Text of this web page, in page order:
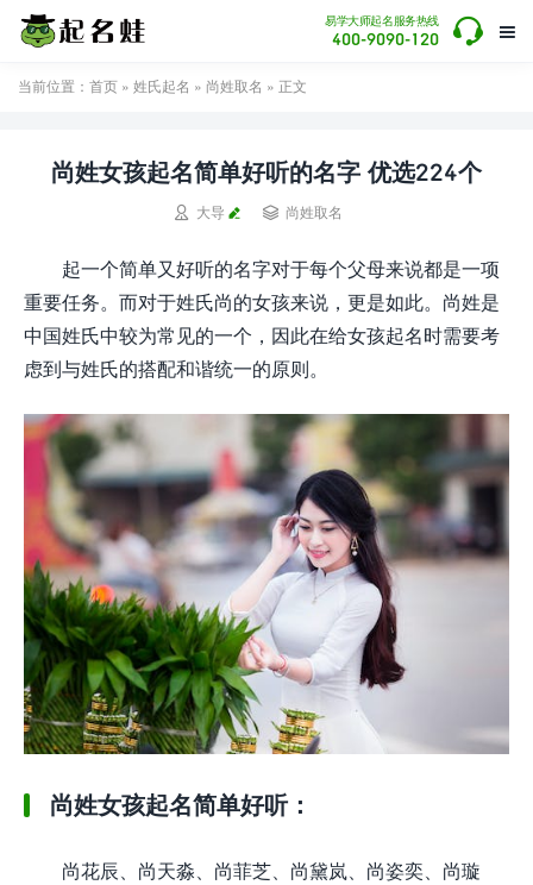

易学大师起名服务热线
400-9090-120 
当前位置： 首页 » 姓氏起名 » 尚姓取名 » 正文
尚姓女孩起名简单好听的名字 优选224个
 大导  尚姓取名
起一个简单又好听的名字对于每个父母来说都是一项
重要任务。而对于姓氏尚的女孩来说，更是如此。尚姓是
中国姓氏中较为常见的一个，因此在给女孩起名时需要考
虑到与姓氏的搭配和谐统一的原则。
尚姓女孩起名简单好听：
尚花辰、尚天淼、尚菲芝、尚黛岚、尚姿奕、尚璇